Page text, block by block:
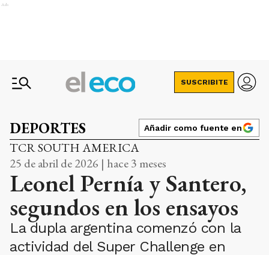
Ads
SUSCRIBITE
DEPORTES Añadir como fuente en
TCR SOUTH AMERICA
25 de abril de 2026 | hace 3 meses
Leonel Pernía y Santero,
segundos en los ensayos
La dupla argentina comenzó con la
actividad del Super Challenge en